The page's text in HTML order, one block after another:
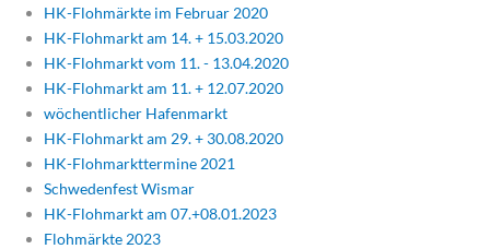
HK-Flohmärkte im Februar 2020
HK-Flohmarkt am 14. + 15.03.2020
HK-Flohmarkt vom 11. - 13.04.2020
HK-Flohmarkt am 11. + 12.07.2020
wöchentlicher Hafenmarkt
HK-Flohmarkt am 29. + 30.08.2020
HK-Flohmarkttermine 2021
Schwedenfest Wismar
HK-Flohmarkt am 07.+08.01.2023
Flohmärkte 2023